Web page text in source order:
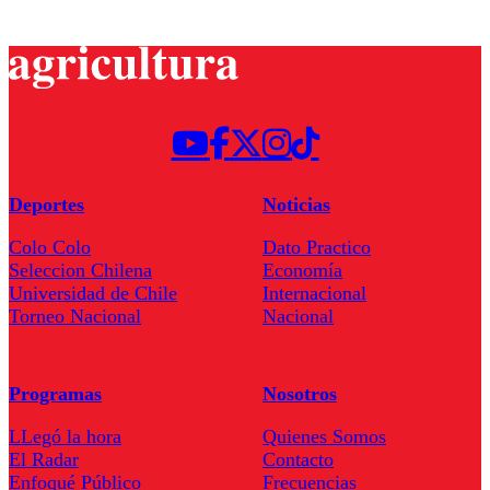
Deportes
Colo Colo
Seleccion Chilena
Universidad de Chile
Torneo Nacional
Noticias
Dato Practico
Economía
Internacional
Nacional
Programas
LLegó la hora
El Radar
Enfoqué Público
Nosotros
Quienes Somos
Contacto
Frecuencias